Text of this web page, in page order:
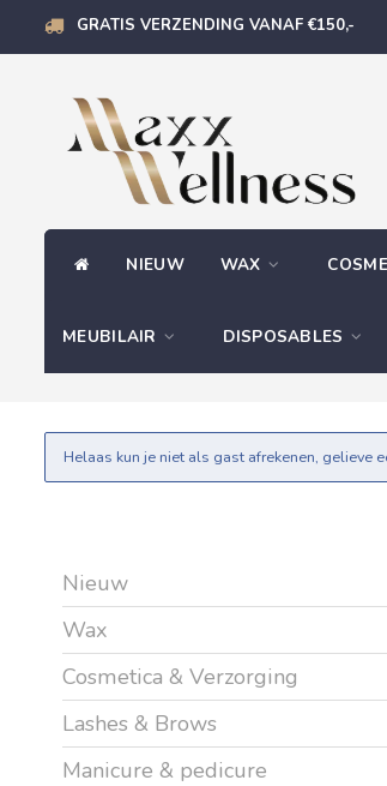
GRATIS VERZENDING VANAF €150,-
NIEUW WAX
MEUBILAIR DISPOSABLES
Helaas kun je niet als gast afrekenen, gelieve
Nieuw
Wax
Cosmetica & Verzorging
Lashes & Brows
Manicure & pedicure